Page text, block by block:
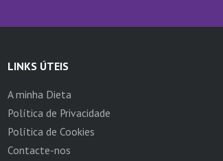
LINKS ÚTEIS
A minha Dieta
Política de Privacidade
Política de Cookies
Contacte-nos